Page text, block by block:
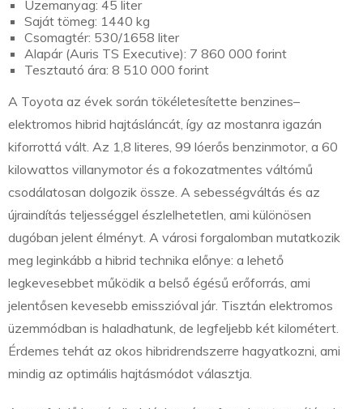
Üzemanyag: 45 liter
Saját tömeg: 1440 kg
Csomagtér: 530/1658 liter
Alapár (Auris TS Executive): 7 860 000 forint
Tesztautó ára: 8 510 000 forint
A Toyota az évek során tökéletesítette benzines–
elektromos hibrid hajtásláncát, így az mostanra igazán
kiforrottá vált. Az 1,8 literes, 99 lóerős benzinmotor, a 60
kilowattos villanymotor és a fokozatmentes váltómű
csodálatosan dolgozik össze. A sebességváltás és az
újraindítás teljességgel észlelhetetlen, ami különösen
dugóban jelent élményt. A városi forgalomban mutatkozik
meg leginkább a hibrid technika előnye: a lehető
legkevesebbet működik a belső égésű erőforrás, ami
jelentősen kevesebb emisszióval jár. Tisztán elektromos
üzemmódban is haladhatunk, de legfeljebb két kilométert.
Érdemes tehát az okos hibridrendszerre hagyatkozni, ami
mindig az optimális hajtásmódot választja.